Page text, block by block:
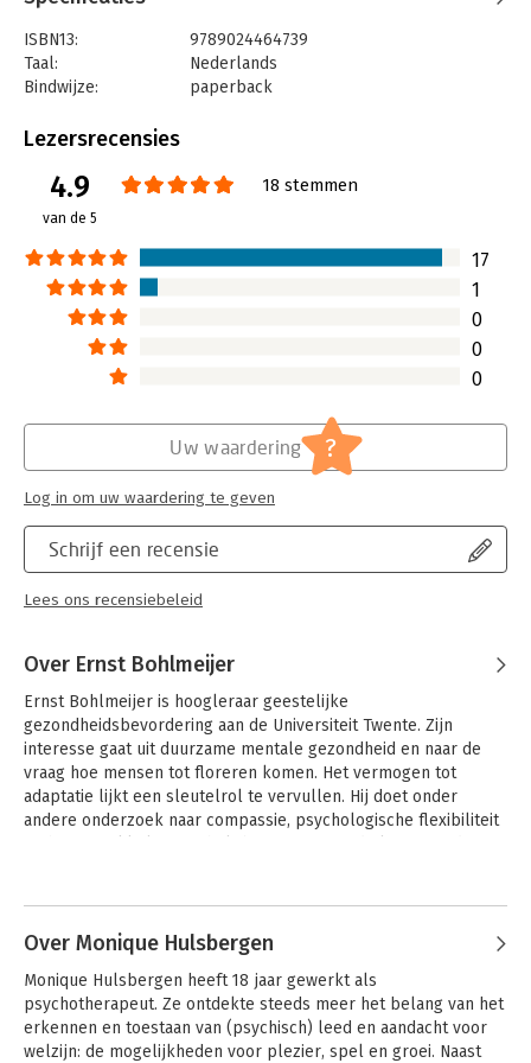
ISBN13:
9789024464739
Taal:
Nederlands
Bindwijze:
paperback
Uitgever:
Verschijningsdatum:
12-6-2024
Hoofdrubriek:
Serie:
Boom Hulpboek
Lezersrecensies
4.9
van de 5
18 stemmen
17
1
0
0
0
Schrijf een recensie
Lees ons recensiebeleid
Uw waardering ?
Log in om uw waardering te geven
Over Ernst Bohlmeijer
Ernst Bohlmeijer is hoogleraar geestelijke
gezondheidsbevordering aan de Universiteit Twente. Zijn
interesse gaat uit duurzame mentale gezondheid en naar de
vraag hoe mensen tot floreren komen. Het vermogen tot
adaptatie lijkt een sleutelrol te vervullen. Hij doet onder
andere onderzoek naar compassie, psychologische flexibiliteit
Over Monique Hulsbergen
Monique Hulsbergen heeft 18 jaar gewerkt als
psychotherapeut. Ze ontdekte steeds meer het belang van het
erkennen en toestaan van (psychisch) leed en aandacht voor
welzijn: de mogelijkheden voor plezier, spel en groei. Naast